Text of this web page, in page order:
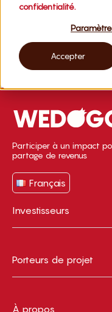
confidentialité.
Accepter
Participer à un impact
partage de revenus
Français
Investisseurs
Porteurs de projet
À propos